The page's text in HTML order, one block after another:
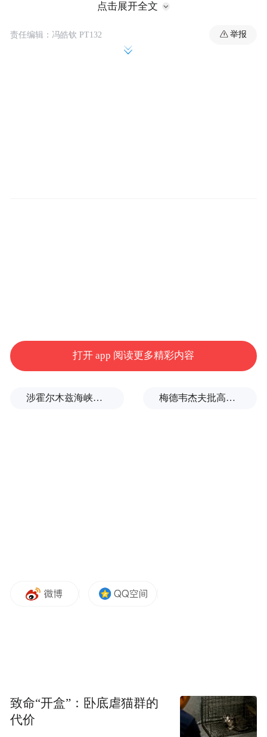
“特别声明：以上作品内容(包括在内的视频、图片或音
布，本平台仅提供信息存储空间服务。
点击展开全文
责任编辑：冯皓钦 PT132 举报
打开 app 阅读更多精彩内容
涉霍尔木兹海峡，伊朗与阿曼被曝达成临时协议框架 梅德韦杰夫批高市早苗不提当年是谁轰炸广岛和长崎：真是耻辱
致命“开盒”：卧底虐猫群的
代价